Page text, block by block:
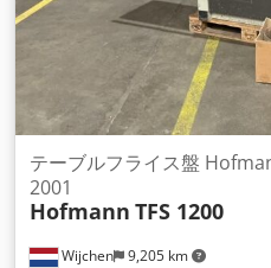
Wijchen 9,205 km
テーブルフライス盤
2001
Hofmann TFS 1200